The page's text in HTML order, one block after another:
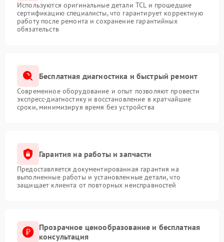
Используются оригинальные детали TCL и прошедшие
сертификацию специалисты, что гарантирует корректную
работу после ремонта и сохранение гарантийных
обязательств
Бесплатная диагностика и быстрый ремонт
Современное оборудование и опыт позволяют провести
экспресс-диагностику и восстановление в кратчайшие
сроки, минимизируя время без устройства
Гарантия на работы и запчасти
Предоставляется документированная гарантия на
выполненные работы и установленные детали, что
защищает клиента от повторных неисправностей
Прозрачное ценообразование и бесплатная
консультация